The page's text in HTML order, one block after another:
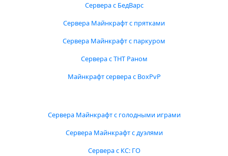
Сервера с БедВарс
Сервера Майнкрафт с прятками
Сервера Майнкрафт с паркуром
Сервера с ТНТ Раном
Майнкрафт сервера с BoxPvP
Сервера Майнкрафт с голодными играми
Сервера Майнкрафт с дуэлями
Сервера с КС: ГО